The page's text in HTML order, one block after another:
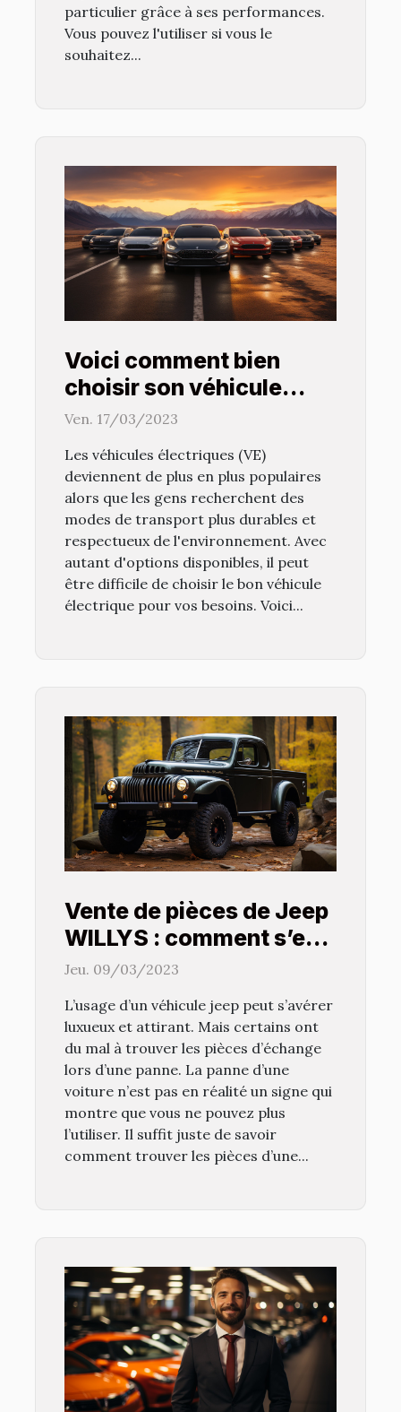
particulier grâce à ses performances.
Vous pouvez l'utiliser si vous le
souhaitez...
Voici comment bien
choisir son véhicule
électrique
Ven. 17/03/2023
Les véhicules électriques (VE)
deviennent de plus en plus populaires
alors que les gens recherchent des
modes de transport plus durables et
respectueux de l'environnement. Avec
autant d'options disponibles, il peut
être difficile de choisir le bon véhicule
électrique pour vos besoins. Voici...
Vente de pièces de Jeep
WILLYS : comment s’en
procurer ?
Jeu. 09/03/2023
L’usage d’un véhicule jeep peut s’avérer
luxueux et attirant. Mais certains ont
du mal à trouver les pièces d’échange
lors d’une panne. La panne d’une
voiture n’est pas en réalité un signe qui
montre que vous ne pouvez plus
l’utiliser. Il suffit juste de savoir
comment trouver les pièces d’une...